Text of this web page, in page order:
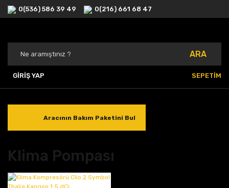
0(536) 586 39 49 0(216) 661 68 47
ARA
GİRİŞ YAP SEPETİM
Aracının Bakım Paketini Bul
Klima Pompası